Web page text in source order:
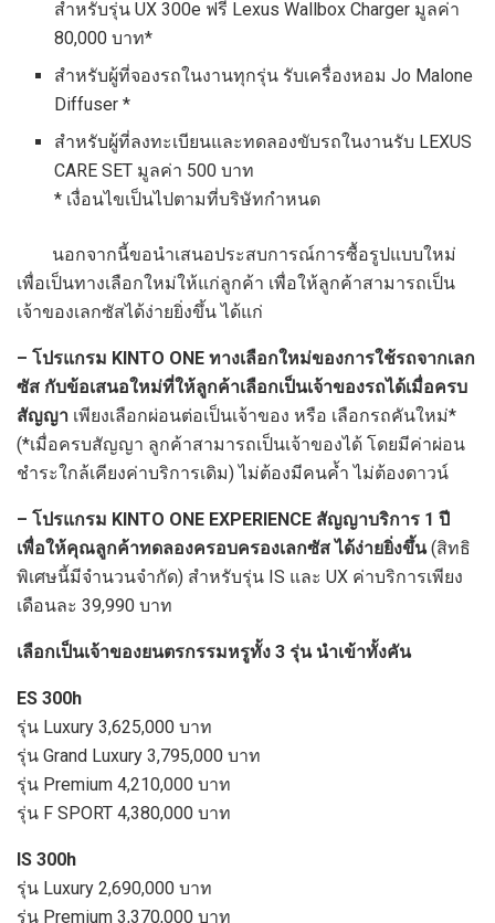
สำหรับรุ่น UX 300e ฟรี Lexus Wallbox Charger มูลค่า
80,000 บาท*
สำหรับผู้ที่จองรถในงานทุกรุ่น รับเครื่องหอม Jo Malone
Diffuser *
สำหรับผู้ที่ลงทะเบียนและทดลองขับรถในงานรับ LEXUS
CARE SET มูลค่า 500 บาท
* เงื่อนไขเป็นไปตามที่บริษัทกำหนด
นอกจากนี้ขอนำเสนอประสบการณ์การซื้อรูปแบบใหม่
เพื่อเป็นทางเลือกใหม่ให้แก่ลูกค้า เพื่อให้ลูกค้าสามารถเป็น
เจ้าของเลกซัสได้ง่ายยิ่งขึ้น ได้แก่
– โปรแกรม KINTO ONE ทางเลือกใหม่ของการใช้รถจากเลก
ซัส กับข้อเสนอใหม่ที่ให้ลูกค้าเลือกเป็นเจ้าของรถได้เมื่อครบ
สัญญา เพียงเลือกผ่อนต่อเป็นเจ้าของ หรือ เลือกรถคันใหม่*
(*เมื่อครบสัญญา ลูกค้าสามารถเป็นเจ้าของได้ โดยมีค่าผ่อน
ชำระใกล้เคียงค่าบริการเดิม) ไม่ต้องมีคนค้ำ ไม่ต้องดาวน์
– โปรแกรม KINTO ONE EXPERIENCE สัญญาบริการ 1 ปี
เพื่อให้คุณลูกค้าทดลองครอบครองเลกซัส ได้ง่ายยิ่งขึ้น(สิทธิ
พิเศษนี้มีจำนวนจำกัด) สำหรับรุ่น IS และ UX ค่าบริการเพียง
เดือนละ 39,990 บาท
เลือกเป็นเจ้าของยนตรกรรมหรูทั้ง 3 รุ่น นำเข้าทั้งคัน
ES 300h
รุ่น Luxury 3,625,000 บาท
รุ่น Grand Luxury 3,795,000 บาท
รุ่น Premium 4,210,000 บาท
รุ่น F SPORT 4,380,000 บาท
IS 300h
รุ่น Luxury 2,690,000 บาท
รุ่น Premium 3,370,000 บาท